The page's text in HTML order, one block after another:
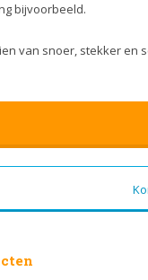
bijvoorbeeld.
van snoer, stekker en